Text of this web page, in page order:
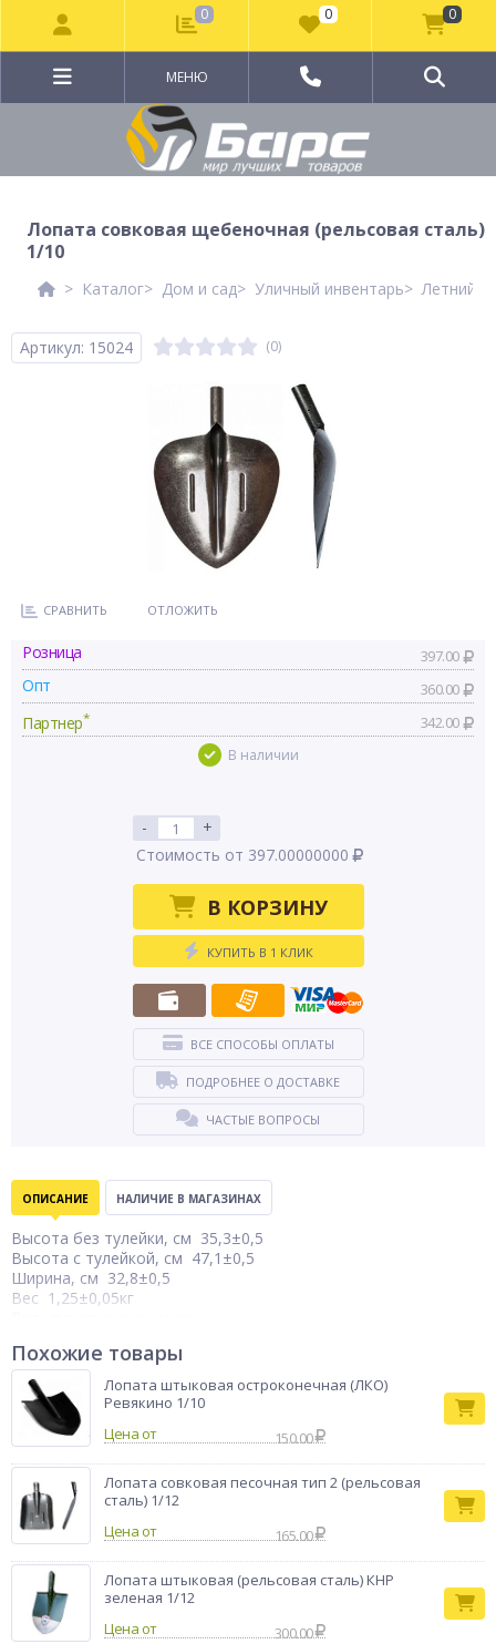
МЕНЮ
Лопата совковая щебеночная (рельсовая сталь)
1/10
Каталог Дом и сад Уличный инвентарь Летний
Артикул: 15024 (0)
СРАВНИТЬ ОТЛОЖИТЬ
Розница 397.00
Опт 360.00
Партнер* 342.00
В наличии
-
+
Стоимость от 397.00000000
В КОРЗИНУ
КУПИТЬ В 1 КЛИК
ВСЕ СПОСОБЫ ОПЛАТЫ
ПОДРОБНЕЕ О ДОСТАВКЕ
ЧАСТЫЕ ВОПРОСЫ
ОПИСАНИЕ НАЛИЧИЕ В МАГАЗИНАХ
Высота без тулейки, см 35,3±0,5
Высота с тулейкой, см 47,1±0,5
Ширина, см 32,8±0,5
Вес 1,25±0,05кг
Лопата совковая щебеночная (ЛСЩ) - используется для
работы со щебнем и песочно-гравийной смесью,
представляет собой заостренный клинок, окрашенный
черной эмалью. Клинок изготовлен из прочной рельсовой
устойчивость лопаты к нагрузкам. Клинок по бокам и сверху
изогнут, образует форму совка, заостренную на конце. Такая
форма лопаты удобна для перекидывания щебня, загнутые
края не дают ему высыпаться с поверхности лопаты, а
заостренный конец позволяет легко внедряться в материал
и так же легко освобождать лопату от щебня. Полотно
лопаты покрыто высококачественным прозрачным лаком, и
имеет длительный срок эксплуатации.
Похожие товары
Лопата штыковая остроконечная (ЛКО)
Ревякино 1/10
Цена от
150.00
Лопата совковая песочная тип 2 (рельсовая
сталь) 1/12
Цена от
165.00
Лопата штыковая (рельсовая сталь) КНР
зеленая 1/12
Цена от
300.00
0 0 0